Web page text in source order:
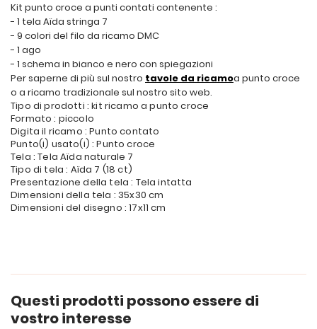
Kit punto croce a punti contati contenente :
- 1 tela Aïda stringa 7
- 9 colori del filo da ricamo DMC
- 1 ago
- 1 schema in bianco e nero con spiegazioni
Per saperne di più sul nostro tavole da ricamoa punto croce
o a ricamo tradizionale sul nostro sito web.
Tipo di prodotti : kit ricamo a punto croce
Formato : piccolo
Digita il ricamo : Punto contato
Punto(i) usato(i) : Punto croce
Tela : Tela Aïda naturale 7
Tipo di tela : Aïda 7 (18 ct)
Presentazione della tela : Tela intatta
Dimensioni della tela : 35x30 cm
Dimensioni del disegno : 17x11 cm
Questi prodotti possono essere di
vostro interesse